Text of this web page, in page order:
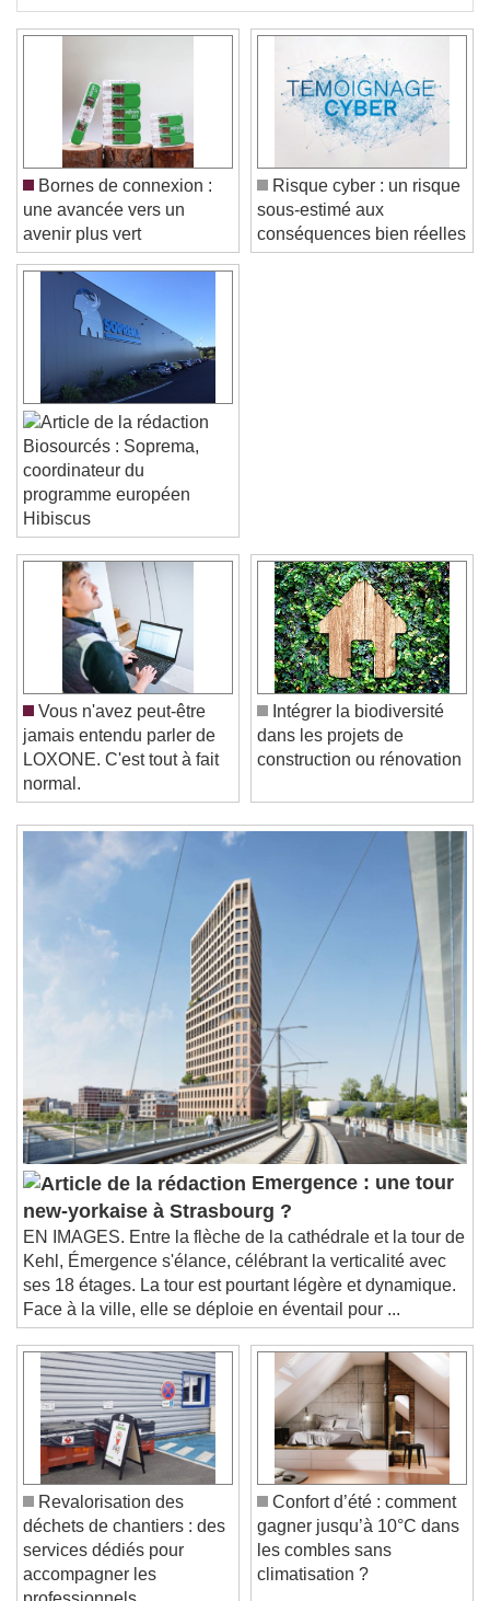
Video Player is loading.
Play Video
Play
Skip Backward
Skip Forward
Unmute
Current Time0:00
/
Duration-:-
Seek to live, currently behind liveLIVE
Remaining Time
0:00
Playback Rate
Chapters
Chapters
Descriptions
descriptions off, selected
Subtitles
subtitles settings, opens subtitles
settings dialog
subtitles off, selected
Audio Track
Picture-in-Picture
Fullscreen
This is a modal window.
Beginning of dialog window. Escape will cancel
and close the window.
Text
Color Opacity
Text Background
Color Opacity
Caption Area Background
Color Opacity
Font Size
Bornes de connexion :
une avancée vers un
avenir plus vert
Risque cyber : un risque
sous-estimé aux
conséquences bien réelles
Biosourcés : Soprema,
coordinateur du
programme européen
Hibiscus
Vous n'avez peut-être
jamais entendu parler de
LOXONE. C'est tout à fait
normal.
Intégrer la biodiversité
dans les projets de
Emergence : une tour
new-yorkaise à Strasbourg ?
EN IMAGES. Entre la flèche de la cathédrale et la tour de
Kehl, Émergence s'élance, célébrant la verticalité avec
ses 18 étages. La tour est pourtant légère et dynamique.
Face à la ville, elle se déploie en éventail pour ...
Revalorisation des
déchets de chantiers : des
services dédiés pour
accompagner les
Confort d’été : comment
gagner jusqu’à 10°C dans
les combles sans